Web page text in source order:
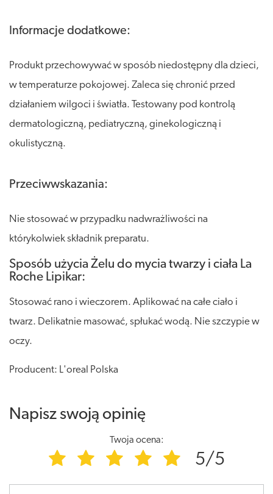
Informacje dodatkowe:
Produkt przechowywać w sposób niedostępny dla dzieci,
w temperaturze pokojowej. Zaleca się chronić przed
działaniem wilgoci i światła. Testowany pod kontrolą
dermatologiczną, pediatryczną, ginekologiczną i
okulistyczną.
Przeciwwskazania:
Nie stosować w przypadku nadwrażliwości na
którykolwiek składnik preparatu.
Sposób użycia Żelu do mycia twarzy i ciała La
Roche Lipikar:
Stosować rano i wieczorem. Aplikować na całe ciało i
twarz. Delikatnie masować, spłukać wodą. Nie szczypie w
oczy.
Producent: L'oreal Polska
Napisz swoją opinię
Twoja ocena:
5/5